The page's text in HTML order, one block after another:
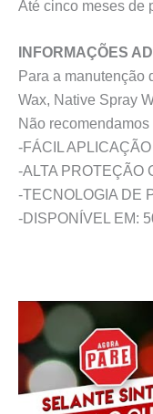
Até cinco meses de
INFORMAÇÕES
Para a manutenção
Wax, Native Spray
Não
-FÁCIL
-ALTA PROTEÇÃO
-TECNOLOGIA DE
-DISPONÍVEL EM: